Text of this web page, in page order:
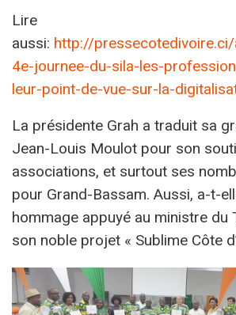
Lire
aussi: http://
4e-journee-du-sila-les-
leur-point-de-vue-sur-la-
La présidente Grah a traduit sa
Jean-Louis Moulot pour son
associations, et surtout ses
pour Grand-Bassam. Aussi, a-t-
hommage appuyé au ministre du
son noble projet « Sublime Côte